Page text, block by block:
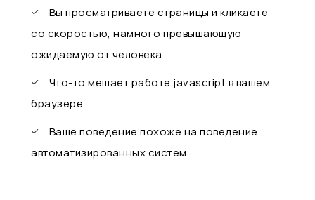
Вы просматриваете страницы и кликаете
со скоростью, намного превышающую
ожидаемую от человека
Что-то мешает работе javascript в вашем
браузере
Ваше поведение похоже на поведение
автоматизированных систем